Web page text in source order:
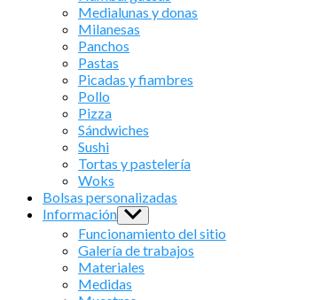
Medialunas y donas
Milanesas
Panchos
Pastas
Picadas y fiambres
Pollo
Pizza
Sándwiches
Sushi
Tortas y pastelería
Woks
Bolsas personalizadas
Información Show
sub
menu
Funcionamiento del sitio
Galería de trabajos
Materiales
Medidas